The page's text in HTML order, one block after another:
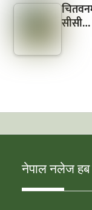
सीसी…
नेपाल नलेज हब